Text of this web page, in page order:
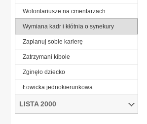
Wolontariusze na cmentarzach
Wymiana kadr i kłótnia o synekury
Zaplanuj sobie karierę
Zatrzymani kibole
Zginęło dziecko
Łowicka jednokierunkowa
LISTA 2000